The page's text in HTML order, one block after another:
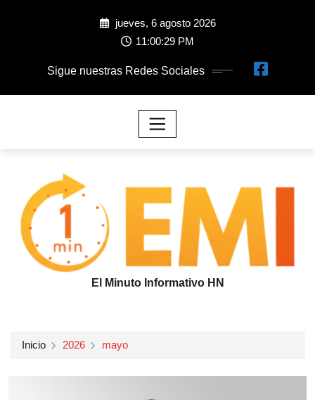
jueves, 6 agosto 2026
11:00:31 PM
Sigue nuestras Redes Sociales
El Minuto Informativo HN
Inicio 2026 mayo